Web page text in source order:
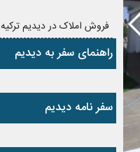
فروش املاک در دیدیم ترکیه
راهنمای سفر به دیدیم
سفر نامه دیدیم